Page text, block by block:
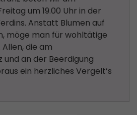
um 19.00 Uhr in der
Anstatt Blumen auf
möge man für wohltätige
die am
an der Beerdigung
ein herzliches Vergelt’s